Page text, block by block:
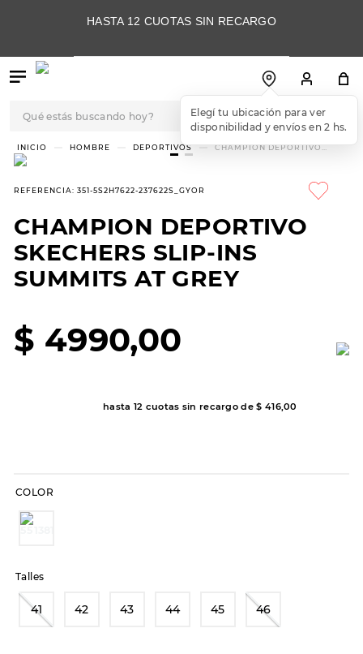
HASTA 12 CUOTAS SIN RECARGO
Elegí tu ubicación para ver
disponibilidad y envíos en 2 hs.
HOMBRE DEPORTIVOS
CHAMPION DEPORTIVO
REFERENCIA: 351-5S2H7622-237622S_GYOR
CHAMPION DEPORTIVO
SKECHERS SLIP-INS
SUMMITS AT GREY
$ 4990,00
hasta 12 cuotas sin recargo de$ 416,00
COLOR
Talles
41 42 43 44 45 46
TÉRMINOS MÁS
BUSCADOS
1.
3.
skechers slip-ins
4.
championes
9.
slip-ins